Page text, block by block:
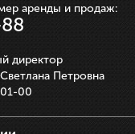
аренды и продаж:
директор
Петровна
00